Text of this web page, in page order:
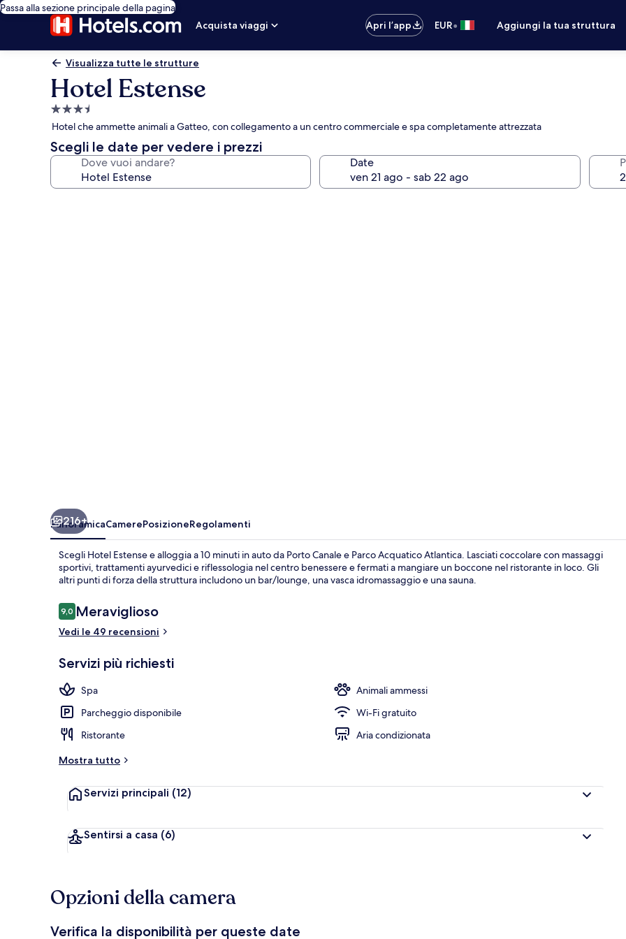
Passa alla sezione principale della pagina
Acquista viaggi
Apri l’app EUR• Aggiungi la tua struttura
Visualizza tutte le strutture
Hotel Estense
Struttura
a
3.5
stelle
Hotel che ammette animali a Gatteo, con collegamento a un centro commerciale e spa completamente attrezzata
Scegli le date per vedere i prezzi
Dove vuoi andare? Date
216+
PanoramicaCamerePosizioneRegolamenti
Scegli Hotel Estense e alloggia a 10 minuti in auto da Porto Canale e Parco Acquatico Atlantica. Lasciati coccolare con massaggi
sportivi, trattamenti ayurvedici e riflessologia nel centro benessere e fermati a mangiare un boccone nel ristorante in loco. Gli
altri punti di forza della struttura includono un bar/lounge, una vasca idromassaggio e una sauna.
Recensioni
9,09,0 su 10
Meraviglioso
Vedi le 49 recensioni
Servizi più richiesti
Spa
Animali ammessi
Parcheggio disponibile
Wi-Fi gratuito
Ristorante
Aria condizionata
Mostra tutto
Servizi principali (12)
Sentirsi a casa (6)
Opzioni della camera
Verifica la disponibilità per queste date